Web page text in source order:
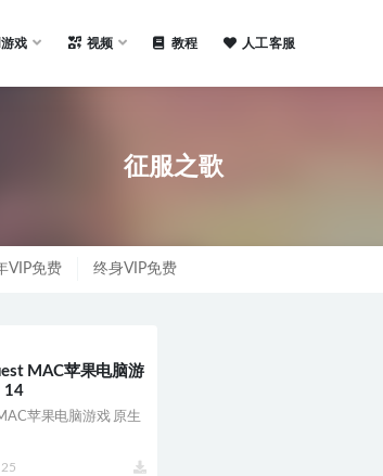
戏 视频 教程 人工客服
征服之歌
VIP免费 终身VIP免费
MAC苹果电脑游
14
苹果电脑游戏 原生
25